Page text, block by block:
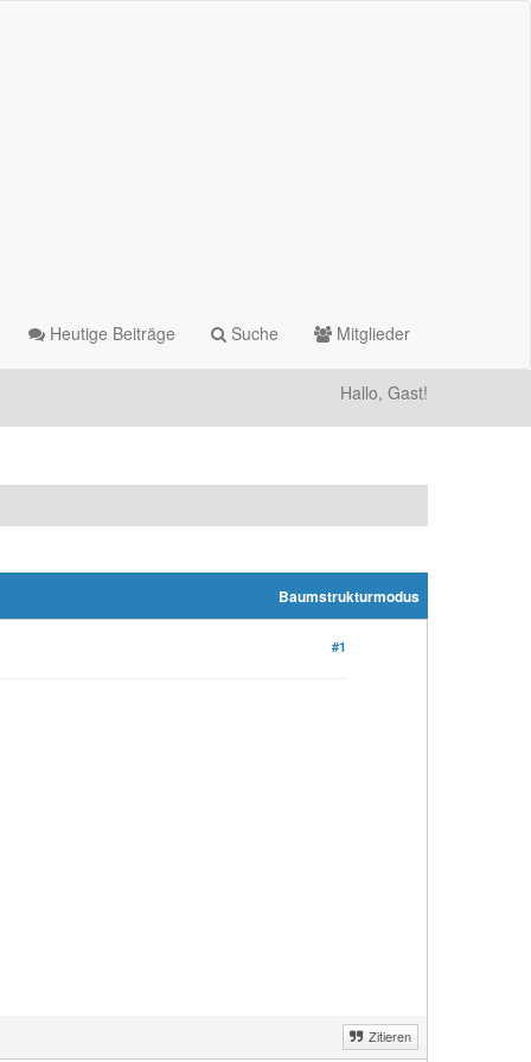
Heutige Beiträge Suche Mitglieder
Hallo, Gast!
Baumstrukturmodus
#1
Zitieren